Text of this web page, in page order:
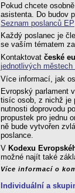
Pokud chcete
asistenta. Do budov
Seznam poslanců EP
Každý poslanec je
se vaším tématem
Kontaktovat české
jednotlivých městech
Více informací, jak
Evropský parlament
tisíc osob, z nichž je
nutnosti doprovodu
propustek pro jednu
ně bude vytvořen
poslance.
V Kodexu
možné najít také
Více informací o
Individuální a